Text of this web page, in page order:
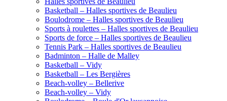
Basketball – Halles sportives de Beaulieu
Boulodrome – Halles sportives de Beaulieu
Sports à roulettes – Halles sportives de Beaulieu
Sports de force – Halles sportives de Beaulieu
Tennis Park – Halles sportives de Beaulieu
Badminton – Halle de Malley
Basketball – Vidy
Basketball – Les Bergières
Beach-volley – Bellerive
Beach-volley – Vidy